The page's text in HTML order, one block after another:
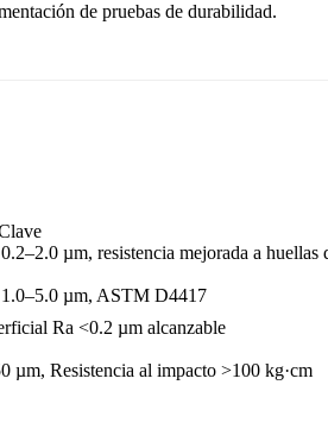
de pruebas de durabilidad.
µm, resistencia mejorada a huellas
µm, ASTM D4417
Ra <0.2 µm alcanzable
µm, Resistencia al impacto >100 kg·cm